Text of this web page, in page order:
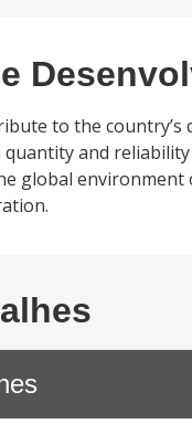
to the
and
global environment